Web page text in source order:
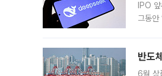
IPO
그동안
반도
6월 상